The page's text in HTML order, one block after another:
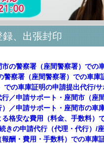
、出張封印
市の警察署（座間警察署）での
察署（座間警察署）での車庫
の車庫証明の申請提出代行/サ
／申請サポート・座間市（座
／申請サポート・座間市の車
格安な費用（料金、手数料）
きの申請代行（代理・代行）/
酬・費用・手数料）での車庫